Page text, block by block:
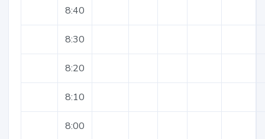
8:40
8:30
8:20
8:10
8:00